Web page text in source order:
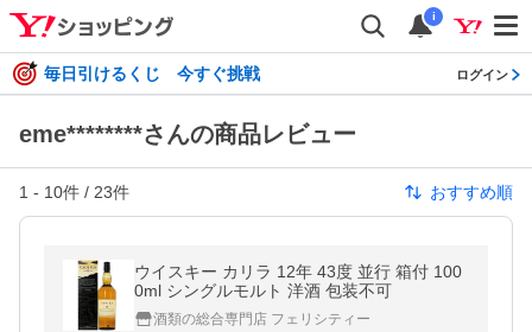
i
毎日引けるくじ 今すぐ挑戦 ログイン
eme********さんの商品レビュー
1 - 10件 / 23件 おすすめ順
ウイスキー カリラ 12年 43度 並行 箱付 100
0ml シングルモルト 洋酒 包装不可
酒類の総合専門店 フェリシティー